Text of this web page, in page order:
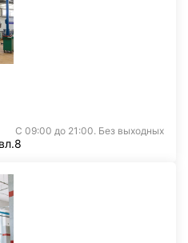
С 09:00 до 21:00. Без выходных